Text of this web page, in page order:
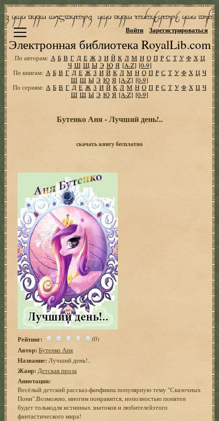
Электронная библиотека RoyalLib.com
Войти Зарегистрироваться
По авторам: А Б В Г Д Е Ж З И Й К Л М Н О П Р С Т У Ф Х Ц
Ч Ш Щ Ы Э Ю Я [A-Z] [0-9]
По книгам: А Б В Г Д Е Ж З И Й К Л М Н О П Р С Т У Ф Х Ц Ч
Ш Щ Ы Э Ю Я [A-Z] [0-9]
По сериям: А Б В Г Д Е Ж З И Й К Л М Н О П Р С Т У Ф Х Ц Ч
Ш Щ Ы Э Ю Я [A-Z] [0-9]
Бутенко Аня - Лучший день!..
скачать книгу бесплатно
Рейтинг: (0)
Автор: Бутенко Аня
Название: Лучший день!..
Жанр: Детская проза
Аннотация:
Весёлый детский рассказ-фанфикна популярную тему "Сказочных
Пони".Возможно, многим понравится, нополностью понятен
будет толькодля истинных знатоков и любителейэтого
фантастического мира!